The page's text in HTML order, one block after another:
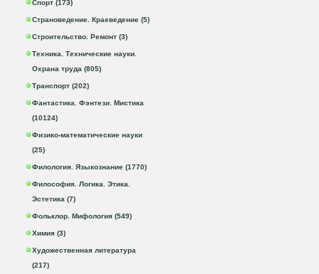
Спорт (173)
Страноведение. Краеведение (5)
Строительство. Ремонт (3)
Техника. Технические науки.
Охрана труда (805)
Транспорт (202)
Фантастика. Фэнтези. Мистика
(10124)
Физико-математические науки
(25)
Филология. Языкознание (1770)
Философия. Логика. Этика.
Эстетика (7)
Фольклор. Мифология (549)
Химия (3)
Художественная литература
(217)